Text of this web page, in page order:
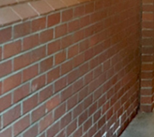
≤95%
25℃～60℃.
функции:
контроля
связи: ≤1200 м.